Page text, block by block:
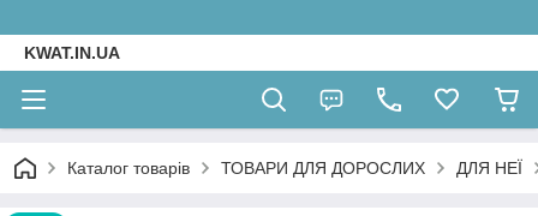
KWAT.IN.UA
Каталог товарів ТОВАРИ ДЛЯ ДОРОСЛИХ ДЛЯ НЕЇ